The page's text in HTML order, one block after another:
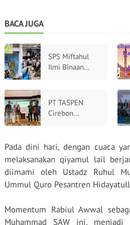
BACA JUGA
SPS Miftahul
Ilmi Binaan
Peradaban
Lepas 30 Siswa
Angkatan ke-16
PT TASPEN
Cirebon
Bantuan
Sembako
kepada Santri
Binaan
Pada dini hari, dengan cuaca
melaksanakan qiyamul lail
diimami oleh Ustadz Ruhul
Ummul Quro Pesantren
Momentum Rabiul Awwal
Muhammad SAW ini, menjadi